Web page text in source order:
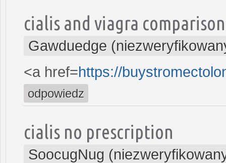
cialis and viagra comparison
Gawduedge
<a href=https://
odpowiedz
cialis no prescription
SoocugNug